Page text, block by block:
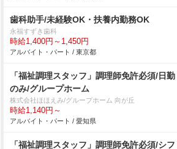
歯科助手/未経験OK・扶養内勤務OK
永福すずき歯科
時給1,400円～1,450円
アルバイト・パート / 東京都
「福祉調理スタッフ」調理師免許必須/日勤
のみ/グループホーム
株式会社ほほえみ/グループホーム 向が丘
時給1,140円～
アルバイト・パート / 愛知県
「福祉調理スタッフ」調理師免許必須/シフ